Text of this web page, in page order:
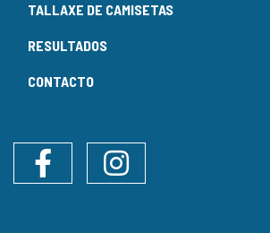
TALLAXE DE CAMISETAS
RESULTADOS
CONTACTO
Instagram